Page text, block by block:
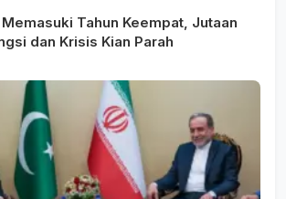
Tahun Keempat, Jutaan
dan Krisis Kian Parah